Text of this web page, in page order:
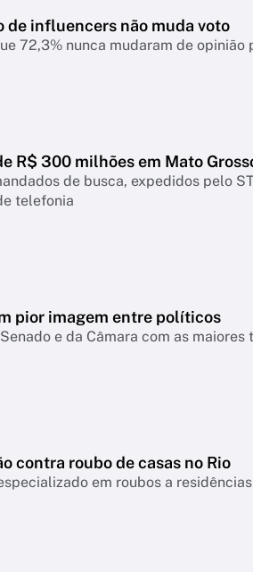
de influencers não muda voto
72,3% nunca mudaram de
R$ 300 milhões em Mato
de busca, expedidos pelo
telefonia
pior imagem entre políticos
e da Câmara com as
contra roubo de casas no Rio
em roubos a